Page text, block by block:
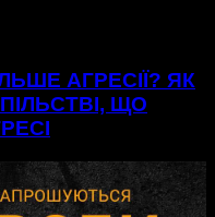
АГРЕСІЇ? ЯК
ЩО